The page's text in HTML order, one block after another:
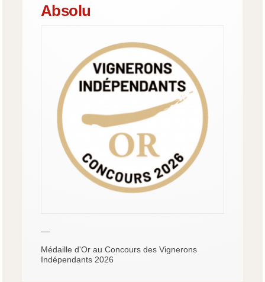
Absolu
—
Médaille d'Or au Concours des Vignerons
Indépendants 2026